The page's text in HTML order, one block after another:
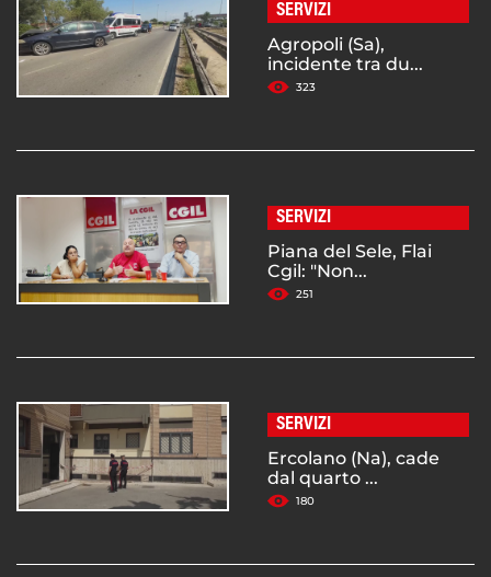
SERVIZI
Agropoli (Sa),
incidente tra du...
323
SERVIZI
Piana del Sele, Flai
Cgil: "Non...
251
SERVIZI
Ercolano (Na), cade
dal quarto ...
180